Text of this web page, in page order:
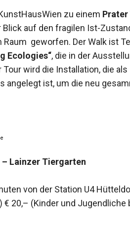
zu einem Prater
auf den fragilen Ist-
geworfen. Der Walk ist
Ecologies“, die in der
wird die Installation, die als
angelegt ist, um die neu
Lainzer Tiergarten
von der Station U4
20,– (Kinder und Jugendliche